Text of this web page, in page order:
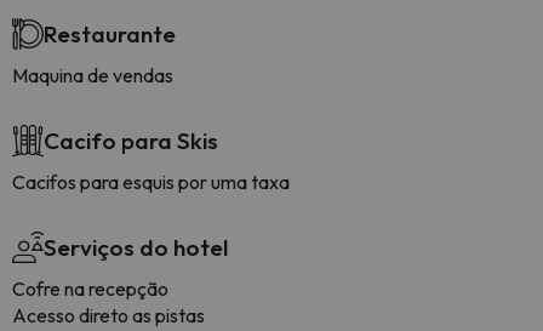
Restaurante
Maquina de vendas
Cacifo para Skis
Cacifos para esquis por uma taxa
Serviços do hotel
Cofre na recepção
Acesso direto as pistas